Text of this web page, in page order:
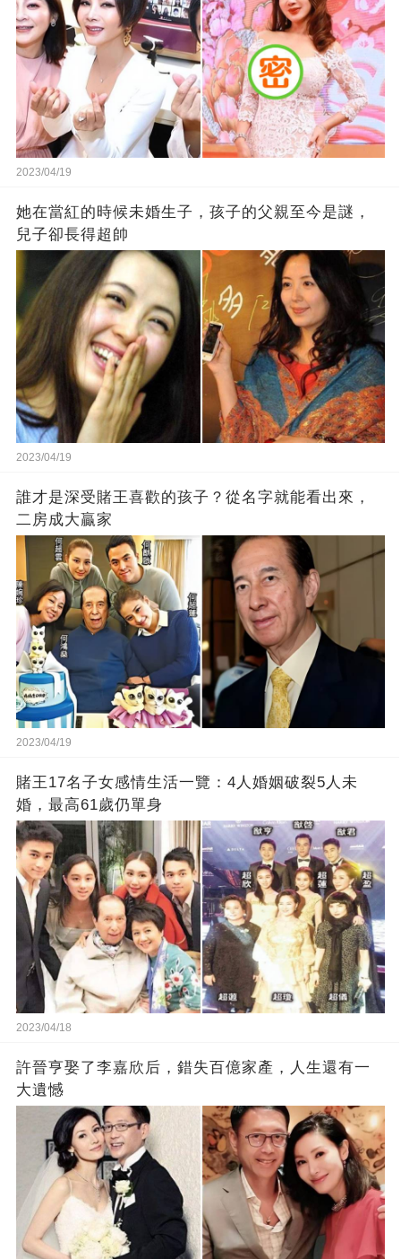
2023/04/19
她在當紅的時候未婚生子，孩子的父親至今是謎，
兒子卻長得超帥
2023/04/19
誰才是深受賭王喜歡的孩子？從名字就能看出來，
二房成大贏家
2023/04/19
賭王17名子女感情生活一覽：4人婚姻破裂5人未
婚，最高61歲仍單身
2023/04/18
許晉亨娶了李嘉欣后，錯失百億家產，人生還有一
大遺憾